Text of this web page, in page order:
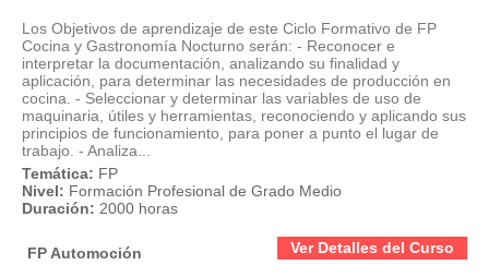
Los Objetivos de aprendizaje de este Ciclo Formativo de FP
Cocina y Gastronomía Nocturno serán: - Reconocer e
interpretar la documentación, analizando su finalidad y
aplicación, para determinar las necesidades de producción en
cocina. - Seleccionar y determinar las variables de uso de
maquinaria, útiles y herramientas, reconociendo y aplicando sus
principios de funcionamiento, para poner a punto el lugar de
trabajo. - Analiza...
Temática: FP
Nivel: Formación Profesional de Grado Medio
Duración: 2000 horas
Ver Detalles del Curso
FP Automoción